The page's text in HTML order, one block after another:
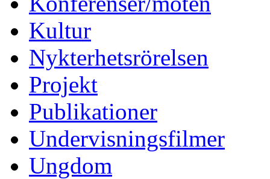
Kultur
Nykterhetsrörelsen
Projekt
Publikationer
Undervisningsfilmer
Ungdom